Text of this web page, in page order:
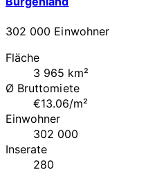
302 000 Einwohner
Fläche
3 965 km²
Ø Bruttomiete
€13.06/m²
Einwohner
302 000
Inserate
280